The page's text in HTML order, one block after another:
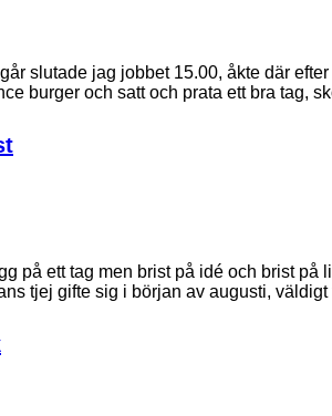
slutade jag jobbet 15.00, åkte där
burger och satt och prata ett bra tag,
på ett tag men brist på idé och brist
tjej gifte sig i början av augusti,